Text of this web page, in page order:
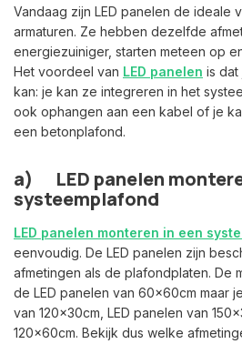
Vandaag zijn LED panelen de ideale
armaturen. Ze hebben dezelfde
energiezuiniger, starten meteen op
Het voordeel van LED panelen is dat
kan: je kan ze integreren in het
ook ophangen aan een kabel of je
een betonplafond.
a) LED panelen
systeemplafond
LED panelen monteren in een
eenvoudig. De LED panelen zijn
afmetingen als de plafondplaten. De
de LED panelen van 60x60cm maar
van 120x30cm, LED panelen van
120x60cm. Bekijk dus welke